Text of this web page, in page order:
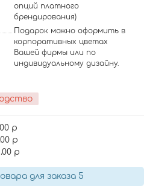
опций платного
брендирования)
Подарок можно оформить в
корпоративных цветах
Вашей фирмы или по
индивидуальному дизайну.
р
р
р
для заказа 5